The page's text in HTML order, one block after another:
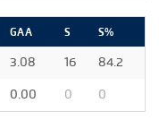
GAA S S%
3.08 16 84.2
0.00 0 0